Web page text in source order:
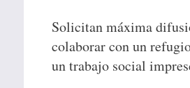
Solicitan máxima
colaborar con un
un trabajo social